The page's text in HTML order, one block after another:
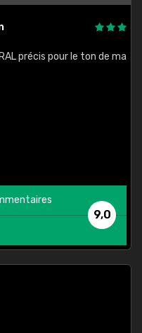
pour le ton de ma
9,0